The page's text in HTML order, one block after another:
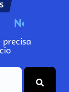
No